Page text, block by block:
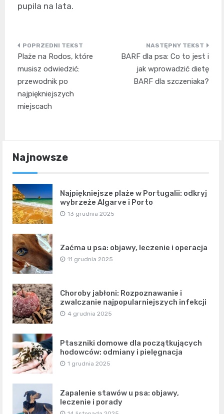
pupila na lata.
Nawigacja
wpisu
Plaże na Rodos, które
musisz odwiedzić:
przewodnik po
najpiękniejszych
miejscach
BARF dla psa: Co to jest i
jak wprowadzić dietę
BARF dla szczeniaka?
Najnowsze
Najpiękniejsze plaże w Portugalii: odkryj
wybrzeże Algarve i Porto
13 grudnia 2025
Zaćma u psa: objawy, leczenie i operacja
11 grudnia 2025
Choroby jabłoni: Rozpoznawanie i
zwalczanie najpopularniejszych infekcji
4 grudnia 2025
Ptaszniki domowe dla początkujących
hodowców: odmiany i pielęgnacja
1 grudnia 2025
Zapalenie stawów u psa: objawy,
leczenie i porady